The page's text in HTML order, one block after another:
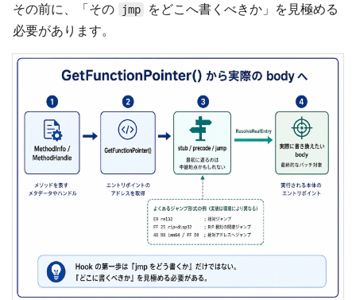
その前に、「その
jmp
をどこへ書くべきか」を見極める
必要があります。